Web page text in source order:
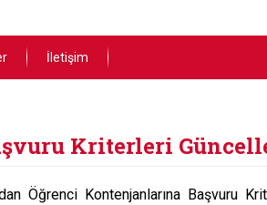
İletişim
Kriterleri
Öğrenci Kontenjanlarına Başvuru